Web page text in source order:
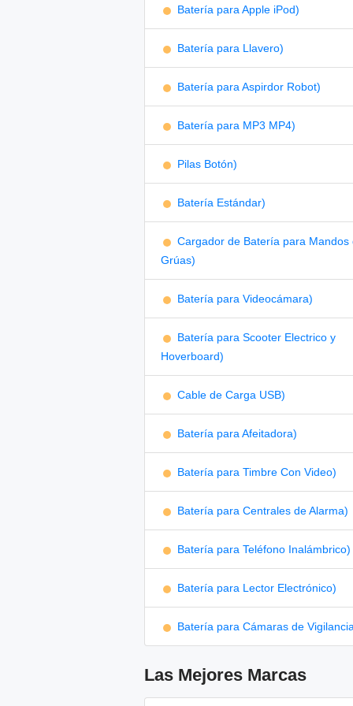
Batería para Apple iPod)
Batería para Llavero)
Batería para Aspirdor Robot)
Batería para MP3 MP4)
Pilas Botón)
Batería Estándar)
Cargador de Batería para Mandos
Grúas)
Batería para Videocámara)
Batería para Scooter Electrico y
Hoverboard)
Cable de Carga USB)
Batería para Afeitadora)
Batería para Timbre Con Video)
Batería para Centrales de Alarma)
Batería para Teléfono Inalámbrico)
Batería para Lector Electrónico)
Batería para Cámaras de
Las Mejores Marcas